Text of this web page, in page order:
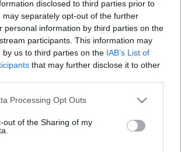
disclosed to third parties prior to
may separately opt-out of the further
personal information by third parties on the
participants. This information may
by us to third parties on the IAB’s List of
that may further disclose it to other
website/app uses one or more Google
visit or usage behaviour. You may click to
to Google and its third-party tags to
below specified purposes in below Google
Processing Opt Outs
out of the Sharing of my
Megérkezett az eső a Duna vízgyűjtőjére
Aktuális
Paks II.: Mit jelent az 5. blokk új
árnyékában?